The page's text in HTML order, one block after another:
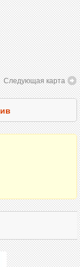
Следующая карта